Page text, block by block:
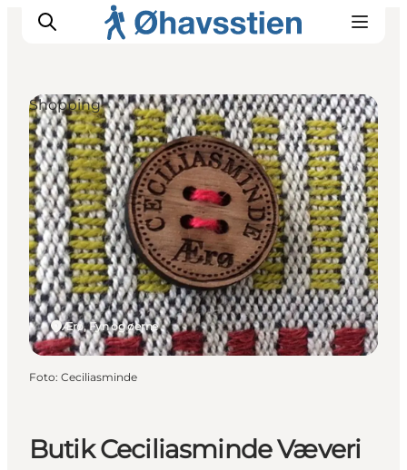
Inspiration
Vandreruter
Planlægning
Butik Ceciliasminde Væveri
Ærø, Fyn og øerne
Shopping
Foto: Ceciliasminde